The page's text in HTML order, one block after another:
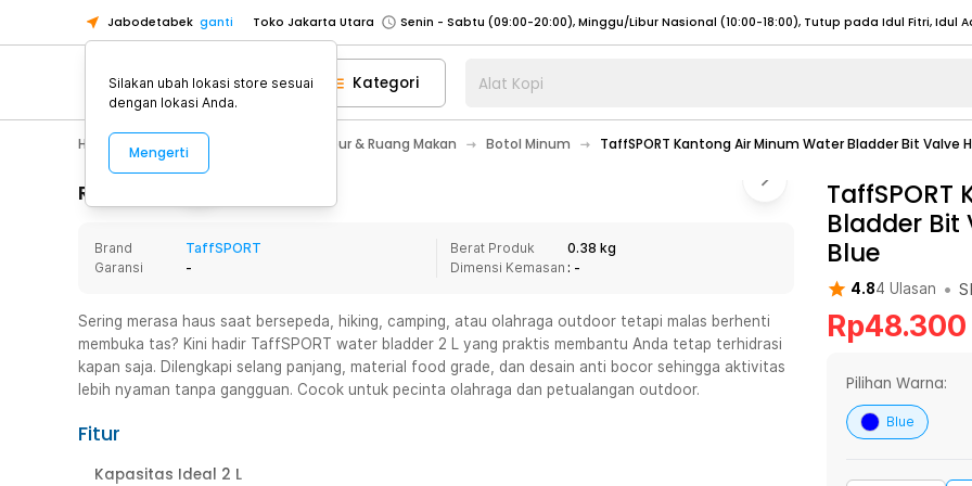
Jabodetabek ganti Toko Jakarta Utara
Toko Tangerang
Toko Cikupa
Pick n Go Jakarta Barat
Senin - Jumat (07:00 - 20:00), Sabtu - Minggu (08:00 - 20:00), Tutup pada Idul Fitri
Pick n Go Bekasi
Senin - Jumat (08:00 - 20:00), Sabtu - Minggu/ Libur Nasional (08:00 - 17:00) Selengkapnya
Senin - Jumat (08:00 - 20:00), Sabtu - Minggu/ Libur Nasional (08:00 - 17:00) Selengkapnya
Senin - Sabtu (09:00-20:00), Minggu/Libur Nasional (12:00-20:00), Tutup pada Idul Fitri
Toko Jakarta Barat
Senin - Sabtu (09:00-20:00), Minggu/Libur Nasional (12:00-20:00), Tutup pada Idul Fitri
Toko Tangerang
Toko Cikupa
Pick n Go Jakarta Barat
Senin - Jumat (07:00 - 20:00), Sabtu - Minggu (08:00 - 20:00), Tutup pada Idul Fitri
Senin - Jumat (08:00 - 20:00), Sabtu - Minggu/ Libur Nasional (08:00 - 17:00) Selengkapnya
Kategori Alat Kopi
Home Appliance Perlengkapan Dapur & Ruang Makan Botol Minum TaffSPORT Kantong Air Minum Water Bladder Bit Valve
Rincian Produk
Brand
TaffSPORT
Garansi
-
Berat Produk
0.38 kg
Dimensi Kemasan : -
Sering merasa haus saat bersepeda, hiking, camping, atau olahraga outdoor tetapi malas berhenti
membuka tas? Kini hadir TaffSPORT water bladder 2 L yang praktis membantu Anda tetap terhidrasi
kapan saja. Dilengkapi selang panjang, material food grade, dan desain anti bocor sehingga aktivitas
lebih nyaman tanpa gangguan. Cocok untuk pecinta olahraga dan petualangan outdoor.
Fitur
Kapasitas Ideal 2 L
Bladder Bit
Blue
4.84 Ulasan •
Rp48.300
Pilihan Warna:
Blue
Silakan ubah lokasi store sesuai
dengan lokasi Anda.
Mengerti